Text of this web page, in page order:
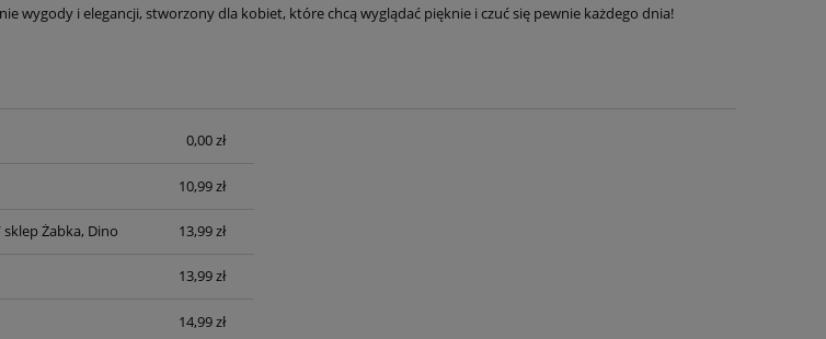
wygody i elegancji, stworzony dla kobiet, które chcą wyglądać pięknie i czuć się pewnie każdego dnia!
zawiera ewentualnych kosztów0,00 zł
10,99 zł
Żabka, Dino 13,99 zł
13,99 zł
14,99 zł